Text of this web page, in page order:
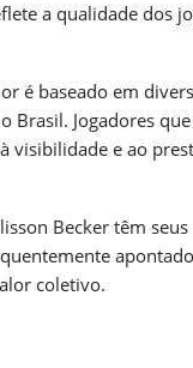
a qualidade dos
é baseado em
Brasil. Jogadores
visibilidade e ao
Becker têm
coletivo.